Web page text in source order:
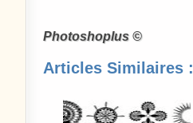
Photoshoplus ©
Articles Similaires :